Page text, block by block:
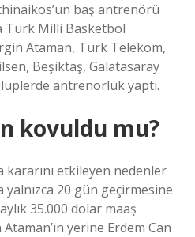
baş antrenörü
Türk Milli Basketbol
Ergin Ataman, Türk Telekom,
Beşiktaş, Galatasaray
antrenörlük yaptı.
kovuldu mu?
kararını etkileyen nedenler
yalnızca 20 gün geçirmesine
35.000 dolar maaş
yerine Erdem Can